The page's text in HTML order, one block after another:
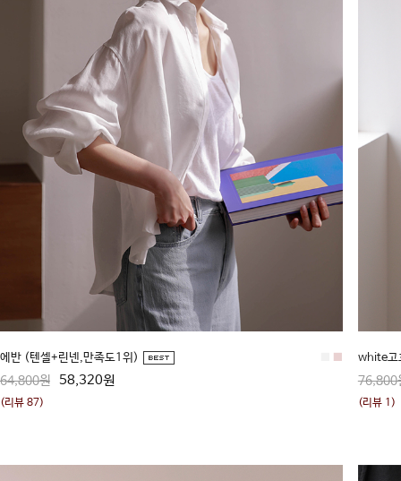
에반 (텐셀+린넨,만족도1위)
64,800원 58,320원
■
(리뷰 87)
white고
76,800
(리뷰 1)